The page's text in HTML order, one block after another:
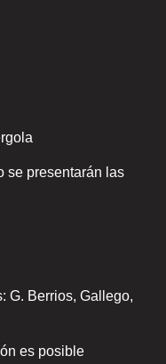
se presentarán las
G. Berrios, Gallego,
es posible